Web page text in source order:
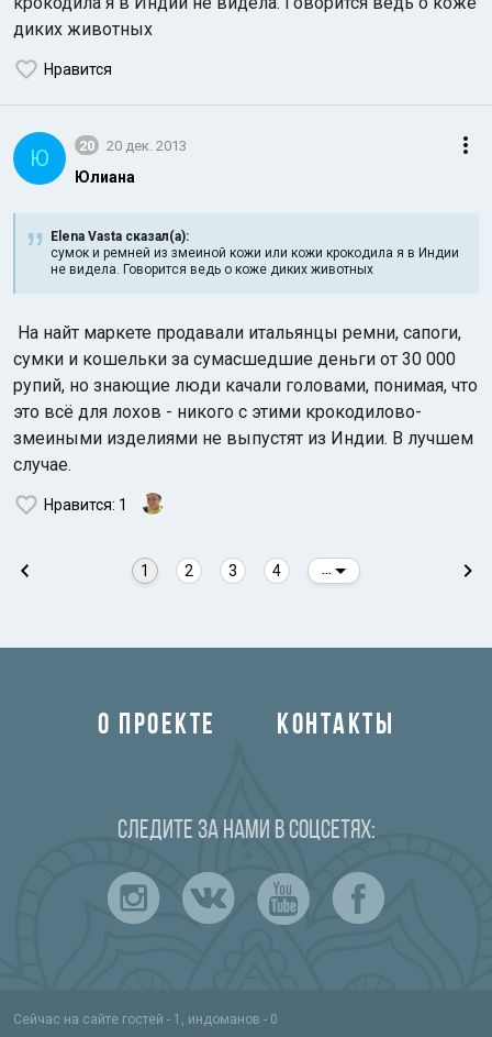
диких животных
Нравится
Ю 20 20 дек. 2013
Юлиана
Elena Vasta сказал(а):
сумок и ремней из змеиной кожи или кожи крокодила я в Индии
не видела. Говорится ведь о коже диких животных
На найт маркете продавали итальянцы ремни, сапоги,
сумки и кошельки за сумасшедшие деньги от 30 000
рупий, но знающие люди качали головами, понимая, что
это всё для лохов - никого с этими крокодилово-
змеиными изделиями не выпустят из Индии. В лучшем
случае.
Нравится: 1
1 2 3 4
О ПРОЕКТЕ КОНТАКТЫ
Следите за нами в соцсетях:
Сейчас на сайте гостей - 1, индоманов - 0